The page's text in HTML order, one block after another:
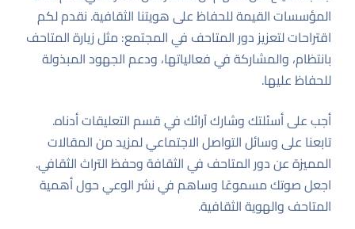
المؤسسات القيمة للحفاظ على هويتنا الثقافية. نقدم لكم
اقتراحات لتعزيز دور المتاحف في المجتمع: مثل زيارة المتاحف
بانتظام، والمشاركة في فعالياتها، ودعم الجهود المبذولة
للحفاظ عليها.
أجب على أسئلتك وشارك آرائك في قسم التعليقات أدناه.
تابعنا على وسائل التواصل الاجتماعي لمزيد من المقالات
المميزة عن دور المتاحف في الثقافة وحفظ التراث الثقافي.
اجعل صوتك مسموعًا وساهم في نشر الوعي حول أهمية
المتاحف والهوية الثقافية.